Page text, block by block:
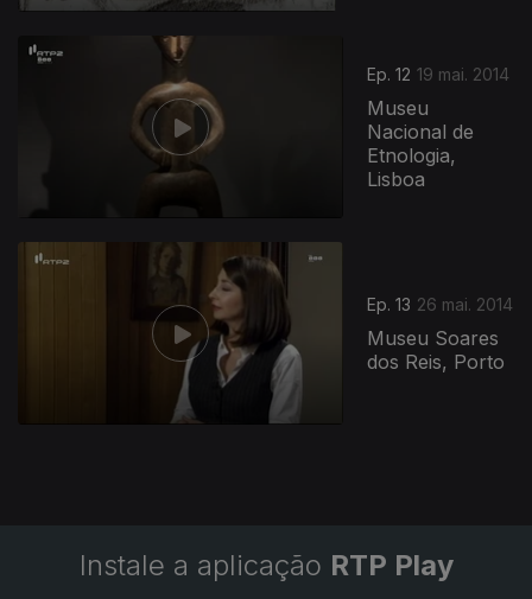
Ep. 12 19 mai. 2014
Museu
Nacional de
Etnologia,
Lisboa
Ep. 13 26 mai. 2014
Museu Soares
dos Reis, Porto
155393
Instale a aplicação RTP Play